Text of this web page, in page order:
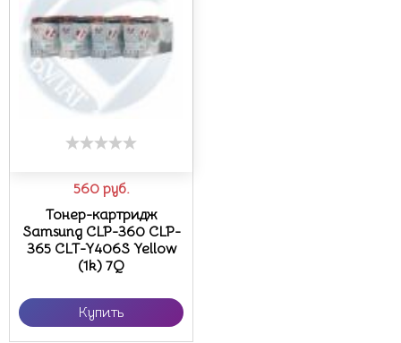
560 руб.
Тонер-картридж
Samsung CLP-360 CLP-
365 CLT-Y406S Yellow
(1k) 7Q
Купить